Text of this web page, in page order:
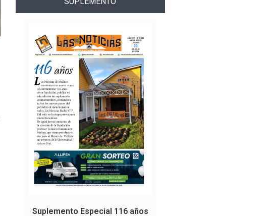
Suplemento Especial 116 años